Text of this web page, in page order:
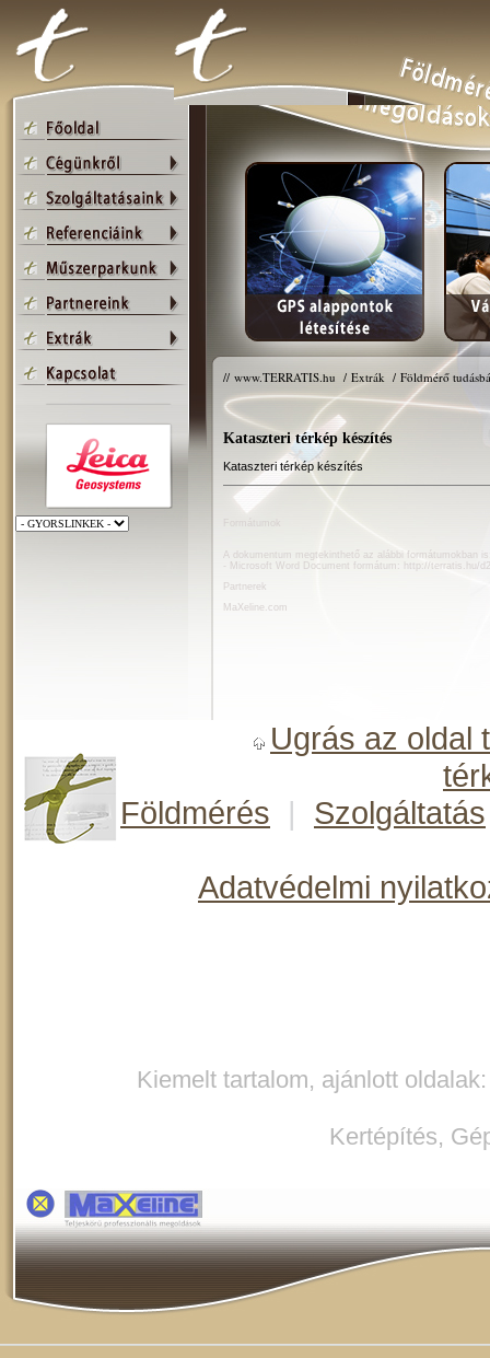
// www.TERRATIS.hu / Extrák / Földmérő
Kataszteri térkép készítés
Kataszteri térkép készítés
A dokumentum megtekinthető az alábbi formátumokban
- Microsoft Word Document formátum:
http://terratis.hu/
Partnerek
MaXeline.com
Ugrás az oldal
Földmérés
| Szolgáltatás
Adatvédelmi
Kiemelt tartalom, ajánlott
Kertépítés,